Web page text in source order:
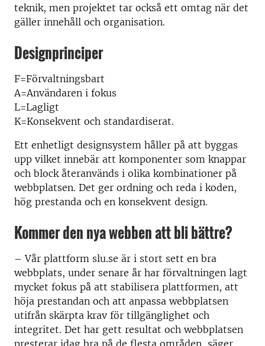
teknik, men projektet tar också ett omtag när det
gäller innehåll och organisation.
Designprinciper
F=Förvaltningsbart
A=Användaren i fokus
L=Lagligt
K=Konsekvent och standardiserat.
Ett enhetligt designsystem håller på att byggas
upp vilket innebär att komponenter som knappar
och block återanvänds i olika kombinationer på
webbplatsen. Det ger ordning och reda i koden,
hög prestanda och en konsekvent design.
Kommer den nya webben att bli bättre?
– Vår plattform slu.se är i stort sett en bra
webbplats, under senare år har förvaltningen lagt
mycket fokus på att stabilisera plattformen, att
höja prestandan och att anpassa webbplatsen
utifrån skärpta krav för tillgänglighet och
integritet. Det har gett resultat och webbplatsen
presterar idag bra på de flesta områden, säger